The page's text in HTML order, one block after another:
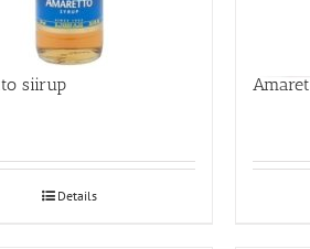
siirup
Details